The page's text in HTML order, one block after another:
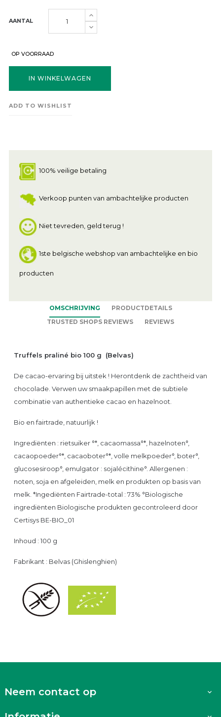
AANTAL
OP VOORRAAD
IN WINKELWAGEN
ADD TO WISHLIST
100% veilige betaling
Verkoop punten van ambachtelijke producten
Niet tevreden, geld terug !
1ste belgische webshop van ambachtelijke en bio
producten
OMSCHRIJVING
PRODUCTDETAILS
TRUSTED SHOPS REVIEWS
REVIEWS
Truffels praliné bio 100 g (Belvas)
De cacao-ervaring bij uitstek ! Herontdenk de zachtheid van
chocolade. Verwen uw smaakpapillen met de subtiele
combinatie van authentieke cacao en hazelnoot.
Bio en fairtrade, natuurlijk !
Ingrediënten : rietsuiker °*, cacaomassa°*, hazelnoten°,
cacaopoeder°*, cacaoboter°*, volle melkpoeder°, boter°,
glucosesiroop°, emulgator : sojalécithine°. Allergenen :
noten, soja en afgeleiden, melk en produkten op basis van
melk. *Ingediënten Fairtrade-total : 73% °Biologische
ingrediënten Biologische produkten gecontroleerd door
Certisys BE-BIO_01
Inhoud : 100 g
Fabrikant : Belvas (Ghislenghien)
Neem contact op 